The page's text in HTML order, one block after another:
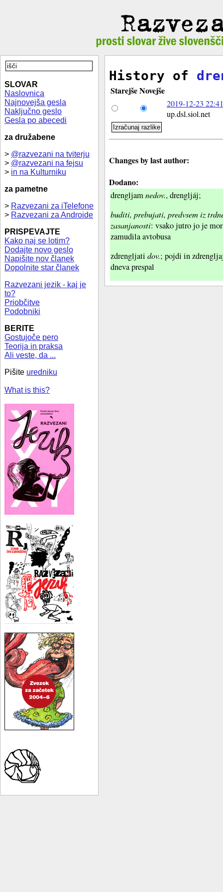
SLOVAR
Naslovnica
Najnovejša gesla
Naključno geslo
Gesla po abecedi
za družabene
> @razvezani na tviterju
> @razvezani na fejsu
> in na Kulturniku
za pametne
> Razvezani za iTelefone
> Razvezani za Androide
PRISPEVAJTE
Kako naj se lotim?
Dodajte novo geslo
Napišite nov članek
Dopolnite star članek
Razvezani jezik - kaj je
to?
Priobčitve
Podobniki
BERITE
Gostujoče pero
Teorija in praksa
Ali veste, da ...
Pišite uredniku
What is this?
History of
StarejšeNovejše
2019-12-23
up.dsl.siol.net
Changes by last author:
Dodano:
drengljamnedov., drengljáj;
buditi, prebujati, predvsem iz
zasanjanosti: vsako jutro jo je
zamudila avtobusa
zdrengljati dov.; pojdi in
dneva prespal